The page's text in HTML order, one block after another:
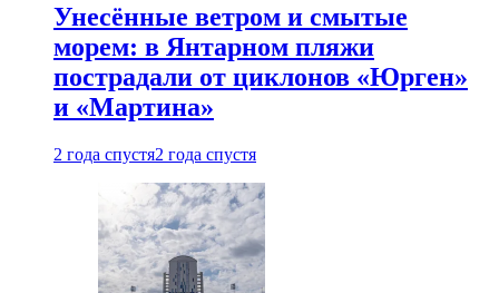
Унесённые ветром и смытые
морем: в Янтарном пляжи
пострадали от циклонов «Юрген»
и «Мартина»
2 года спустя2 года спустя